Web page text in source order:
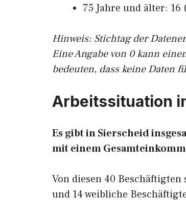
75 Jahre und älter:
Hinweis: Stichtag der
Eine Angabe von 0 kann
bedeuten, dass keine Daten
Arbeitssituation
Es gibt in Sierscheid
mit einem
Von diesen 40
und 14 weibliche